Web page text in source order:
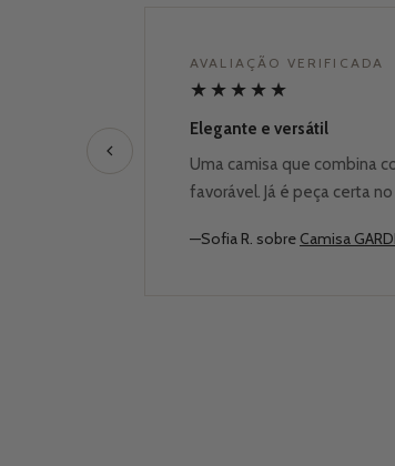
AVALIAÇÃO VERIFICADA
★ ★ ★ ★ ★
Elegante e versátil
Uma camisa que combina
favorável. Já é peça certa
—Sofia R. sobre Camisa